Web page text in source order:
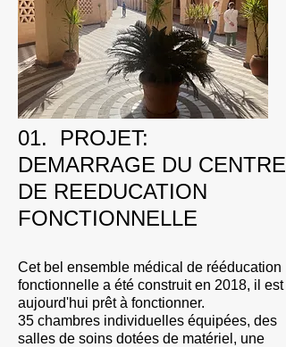
01. PROJET:
DEMARRAGE DU CENTRE
DE REEDUCATION
FONCTIONNELLE
Cet bel ensemble médical de rééducation
fonctionnelle a été construit en 2018, il est
aujourd'hui prêt à fonctionner.
35 chambres individuelles équipées, des
salles de soins dotées de matériel, une